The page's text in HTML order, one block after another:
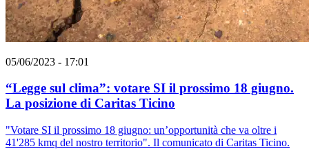
05/06/2023 - 17:01
“Legge sul clima”: votare SI il prossimo 18 giugno.
La posizione di Caritas Ticino
"Votare SI il prossimo 18 giugno: un’opportunità che va oltre i
41'285 kmq del nostro territorio". Il comunicato di Caritas Ticino.